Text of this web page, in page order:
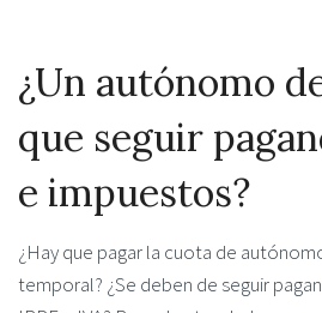
¿Un autónomo
que seguir
e impuestos?
¿Hay que pagar la cuota de
temporal? ¿Se deben de seguir